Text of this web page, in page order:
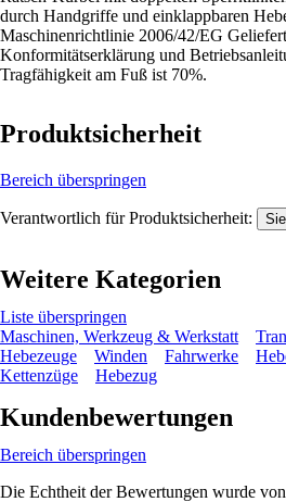
durch Handgriffe und einklappbaren
Maschinenrichtlinie 2006/42/EG
Konformitätserklärung und
Tragfähigkeit am Fuß ist 70%.
Produktsicherheit
Bereich überspringen
Verantwortlich für Produktsicherheit:
Weitere Kategorien
Liste überspringen
Maschinen, Werkzeug & Werkstatt
Hebezeuge
Winden Fahrwerke
Kettenzüge
Hebezug
Kundenbewertungen
Bereich überspringen
Die Echtheit der Bewertungen wurde